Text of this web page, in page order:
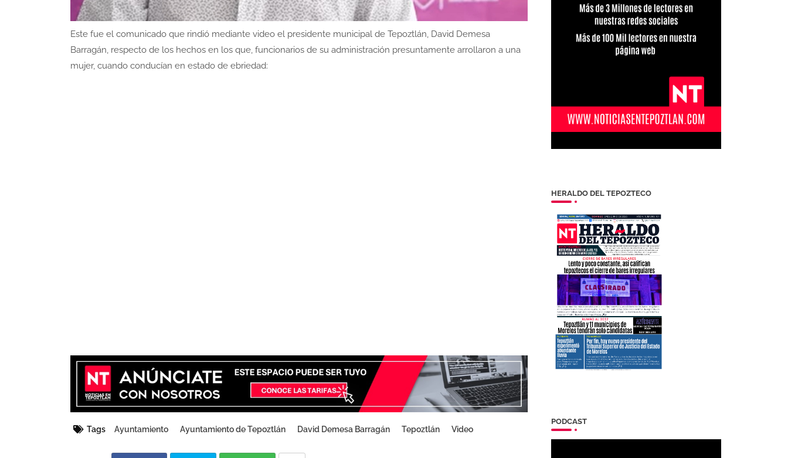
Este fue el comunicado que rindió mediante video el presidente municipal de Tepoztlán, David Demesa
Barragán, respecto de los hechos en los que, funcionarios de su administración presuntamente arrollaron a una
mujer, cuando conducían en estado de ebriedad:
Tags Ayuntamiento Ayuntamiento de Tepoztlán David Demesa Barragán Tepoztlán Video
HERALDO DEL TEPOZTECO
PODCAST